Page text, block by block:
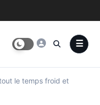
le temps froid et